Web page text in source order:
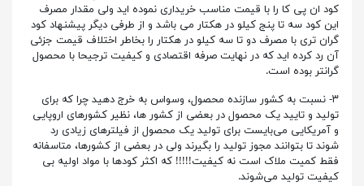
کود ان پی کا را با قیمت مناسب خریداری نموده اید ولی مقدار مصرف
این کود سه تا پنج کیلو در هکتار می باشد و از طرفی دیگر پیشنهاد کود
گران تری با مصرف دو تا سه کیلو در هکتار را بخاطر اختلاف قیمت جزئی
آن رد کرده اید که در نهایت صرفه اقتصادی و کیفیت ترجیحا با محصول
گرانتر بوده است.
۳- نسبت به کشور سازنده محصول، وسواس به خرج دهید چرا که برای
تولید و تایید یک محصول در بعضی از کشور ها، نظیر کشورهای اروپایی
و آمریکایی می‌بایست برای تولید یک محصول از فیلترهای زیادی رد
شوند تا بتوانند مجوز تولید را بگیرند ولی در بعضی از کشورها، متاسفانه
فقط کمیت ملاک است نه کیفیت!!!!! که اکثر کودها با مواد اولیه بی
کیفیت تولید می‌شوند.